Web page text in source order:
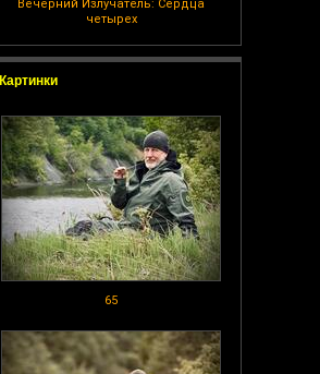
Вечерний Излучатель: Сердца
четырех
Картинки
65